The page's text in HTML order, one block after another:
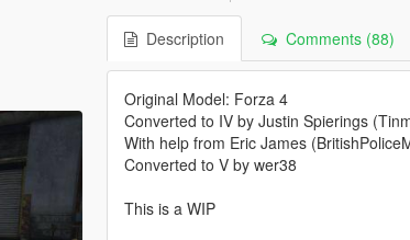
Description Comments (88)
Original Model: Forza 4
Converted to IV by Justin Spierings
With help from Eric James
Converted to V by wer38
This is a WIP